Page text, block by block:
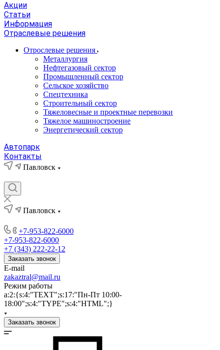
Акции
Статьи
Информация
Отраслевые решения
Отрослевые решения
Металлургия
Нефтегазовый сектор
Промышленный сектор
Сельское хозяйство
Спецтехника
Строительный сектор
Тяжеловесные и проектные перевозки
Тяжелое машиностроение
Энергетический сектор
Автопарк
Контакты
Павловск
Павловск
+7-953-822-6000
+7-953-822-6000
+7 (343) 222-22-12
Заказать звонок
E-mail
zakaztral@mail.ru
Режим работы
a:2:{s:4:"TEXT";s:17:"Пн-Пт 10:00-
18:00";s:4:"TYPE";s:4:"HTML";}
Заказать звонок